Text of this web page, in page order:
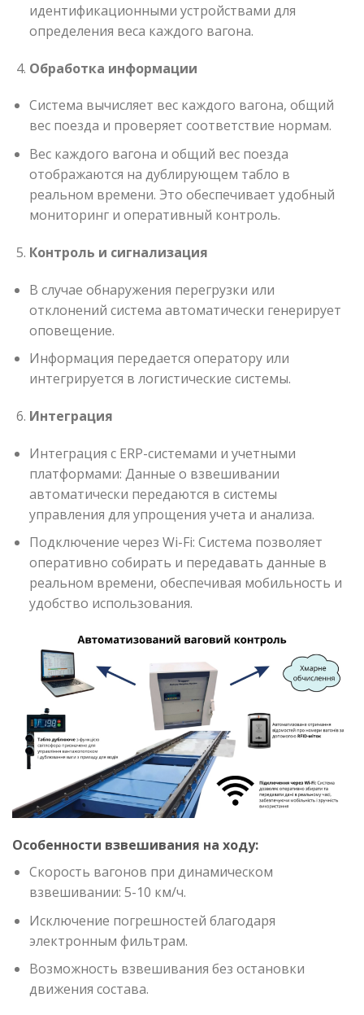
идентификационными устройствами для
определения веса каждого вагона.
Обработка информации
Система вычисляет вес каждого вагона, общий
вес поезда и проверяет соответствие нормам.
Вес каждого вагона и общий вес поезда
отображаются на дублирующем табло в
реальном времени. Это обеспечивает удобный
мониторинг и оперативный контроль.
Контроль и сигнализация
В случае обнаружения перегрузки или
отклонений система автоматически генерирует
оповещение.
Информация передается оператору или
интегрируется в логистические системы.
Интеграция
Интеграция с ERP-системами и учетными
платформами: Данные о взвешивании
автоматически передаются в системы
управления для упрощения учета и анализа.
Подключение через Wi-Fi: Система позволяет
оперативно собирать и передавать данные в
реальном времени, обеспечивая мобильность и
удобство использования.
Особенности взвешивания на ходу:
Скорость вагонов при динамическом
взвешивании: 5-10 км/ч.
Исключение погрешностей благодаря
электронным фильтрам.
Возможность взвешивания без остановки
движения состава.